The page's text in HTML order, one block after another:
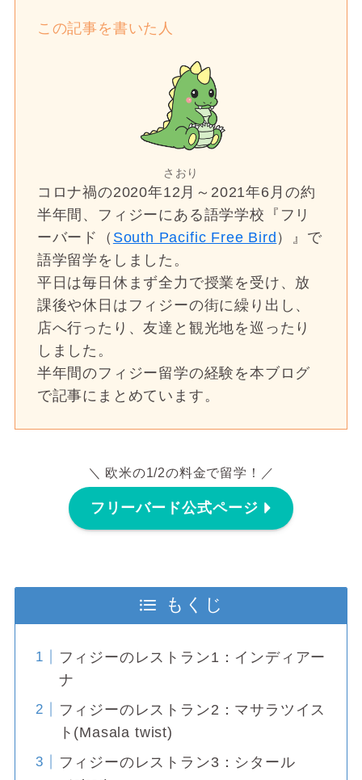
この記事を書いた人
さおり
コロナ禍の2020年12月～2021年6月の約
半年間、フィジーにある語学学校『フリ
ーバード（ South Pacific Free Bird ）』で
語学留学をしました。
平日は毎日休まず全力で授業を受け、放
課後や休日はフィジーの街に繰り出し、
店へ行ったり、友達と観光地を巡ったり
しました。
半年間のフィジー留学の経験を本ブログ
で記事にまとめています。
＼ 欧米の1/2の料金で留学！／
フリーバード公式ページ
もくじ
フィジーのレストラン1：インディアー
ナ
フィジーのレストラン2：マサラツイス
ト(Masala twist)
フィジーのレストラン3：シタール